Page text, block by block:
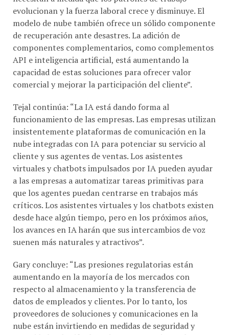
modelo de nube también ofrece un sólido componente
de recuperación ante desastres. La adición de
componentes complementarios, como complementos
API e inteligencia artificial, está aumentando la
capacidad de estas soluciones para ofrecer valor
comercial y mejorar la participación del cliente”.
funcionamiento de las empresas. Las empresas utilizan
insistentemente plataformas de comunicación en la
nube integradas con IA para potenciar su servicio al
cliente y sus agentes de ventas. Los asistentes
virtuales y chatbots impulsados ​​por IA pueden ayudar
a las empresas a automatizar tareas primitivas para
que los agentes puedan centrarse en trabajos más
críticos. Los asistentes virtuales y los chatbots existen
desde hace algún tiempo, pero en los próximos años,
los avances en IA harán que sus intercambios de voz
suenen más naturales y atractivos”.
aumentando en la mayoría de los mercados con
respecto al almacenamiento y la transferencia de
datos de empleados y clientes. Por lo tanto, los
proveedores de soluciones y comunicaciones en la
nube están invirtiendo en medidas de seguridad y
capacidades de cifrado, así como en opciones de